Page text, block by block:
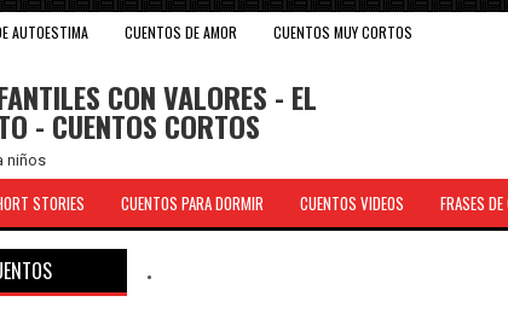
AUTOESTIMA CUENTOS DE AMOR CUENTOS MUY CORTOS
CON VALORES - EL
- CUENTOS CORTOS
niños
STORIES CUENTOS PARA DORMIR CUENTOS VIDEOS FRASES
.